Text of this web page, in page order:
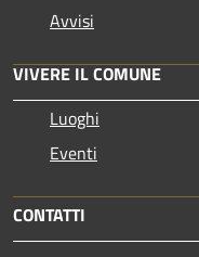
Avvisi
VIVERE IL COMUNE
Luoghi
Eventi
CONTATTI